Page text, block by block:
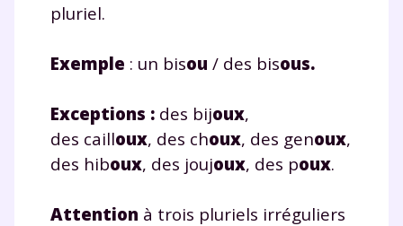
pluriel.
Exemple : un bisou / des bisous.
Exceptions : des bijoux,
des cailloux, des choux, des genoux,
des hiboux, des joujoux, des poux.
Attention à trois pluriels irréguliers